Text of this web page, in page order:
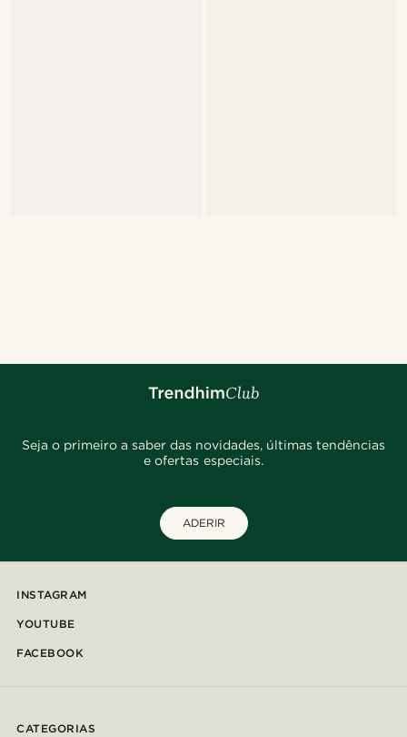
Seja o primeiro a saber das novidades, últimas tendências
e ofertas especiais.
ADERIR
INSTAGRAM
YOUTUBE
FACEBOOK
CATEGORIAS